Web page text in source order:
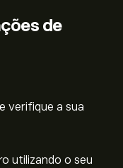
de
verifique a sua
utilizando o seu